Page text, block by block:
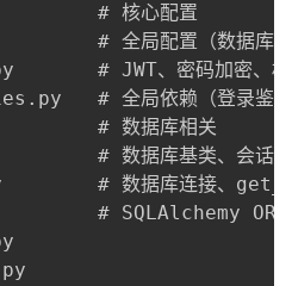
# 核心配置
# 全局配置（数据库地址
# JWT、密码加密、权
# 全局依赖（登录鉴权
# 数据库相关
# 数据库基类、会话创
# 数据库连接、
# SQLAlchemy ORM